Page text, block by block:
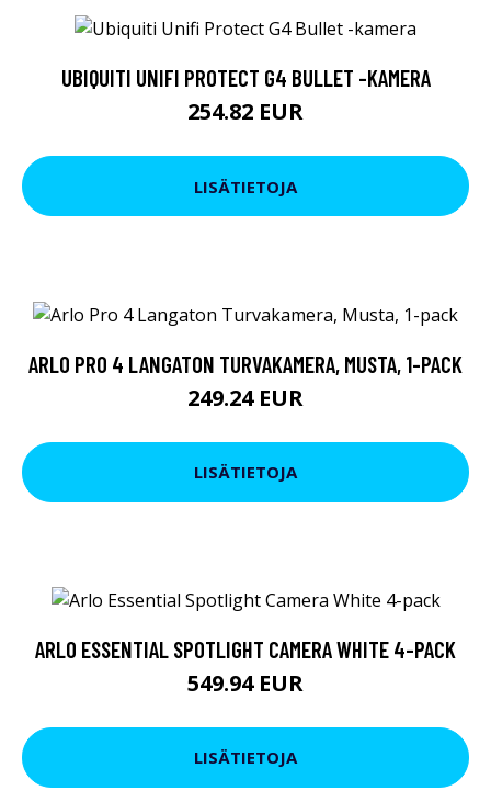
UBIQUITI UNIFI PROTECT G4 BULLET -KAMERA
254.82 EUR
LISÄTIETOJA
ARLO PRO 4 LANGATON TURVAKAMERA, MUSTA, 1-PACK
249.24 EUR
LISÄTIETOJA
ARLO ESSENTIAL SPOTLIGHT CAMERA WHITE 4-PACK
549.94 EUR
LISÄTIETOJA